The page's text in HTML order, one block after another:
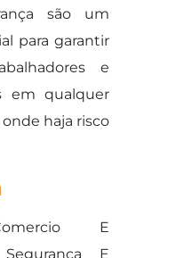
são um
para garantir
e
em qualquer
haja risco
E
E